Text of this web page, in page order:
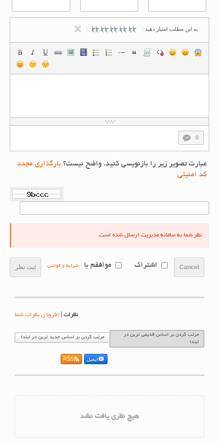
به این مطلب امتیاز دهید :
عبارت تصویر زیر را بازنویسی کنید. واضح نیست؟بارگذاری مجدد
کد امنیتی
نظر شما به سامانه مدیریت ارسال شده است.
ثبت نظر Cancel اشتراک موافقم با شرایط و قوانین.
نظرات |افزودن نظرات شما
مرتب کردن بر اساس قدیمی ترین در
مرتب کردن بر اساس جدید ترین در ابتدا
ایمیل RSS
هیچ نظری یافت نشد